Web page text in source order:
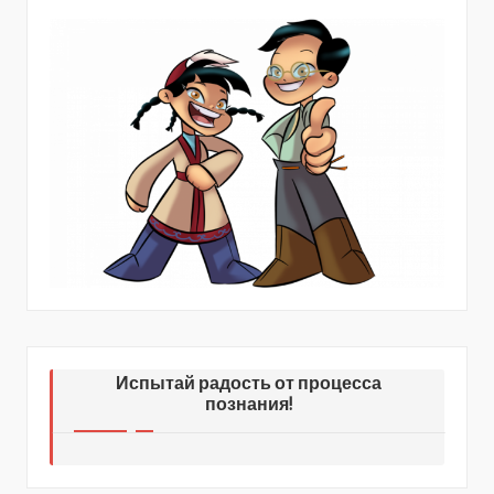
Испытай радость от процесса
познания!